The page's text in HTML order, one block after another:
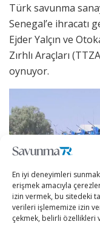
En iyi deneyimleri
erişmek amacıyla
izin vermek, bu sitedeki
verileri işlememize izin
çekmek, belirli özellikleri
Türk savunma
Senegal’e
Ejder Yalçın ve
Zırhlı Araçları
oynuyor.